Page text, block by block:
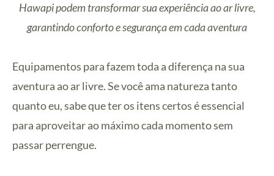
Hawapi podem transformar sua experiência ao ar livre,
garantindo conforto e segurança em cada aventura
Equipamentos para fazem toda a diferença na sua
aventura ao ar livre. Se você ama natureza tanto
quanto eu, sabe que ter os itens certos é essencial
para aproveitar ao máximo cada momento sem
passar perrengue.